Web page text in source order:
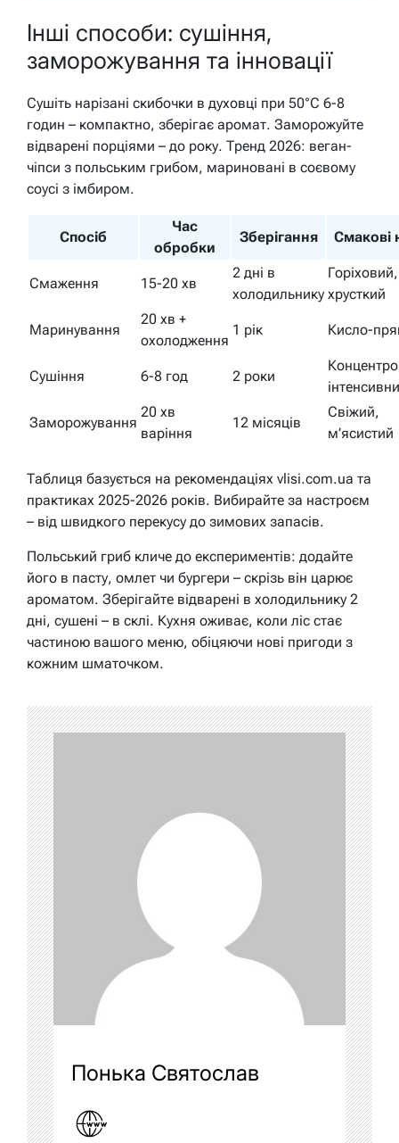
Інші способи: сушіння,
заморожування та інновації
Сушіть нарізані скибочки в духовці при 50°C 6-8
годин – компактно, зберігає аромат. Заморожуйте
відварені порціями – до року. Тренд 2026: веган-
чіпси з польським грибом, мариновані в соєвому
соусі з імбиром.
Спосіб
Час
обробки
Зберігання Смакові
Смаження 15-20 хв
2 дні в
холодильнику
Горіховий,
хрусткий
Маринування
20 хв +
охолодження
1 рік Кисло-
Сушіння 6-8 год 2 роки
Заморожування
20 хв
варіння
12 місяців
Свіжий,
м’ясистий
Таблиця базується на рекомендаціях vlisi.com.ua та
практиках 2025-2026 років. Вибирайте за настроєм
– від швидкого перекусу до зимових запасів.
Польський гриб кличе до експериментів: додайте
його в пасту, омлет чи бургери – скрізь він царює
ароматом. Зберігайте відварені в холодильнику 2
дні, сушені – в склі. Кухня оживає, коли ліс стає
частиною вашого меню, обіцяючи нові пригоди з
кожним шматочком.
Понька Святослав